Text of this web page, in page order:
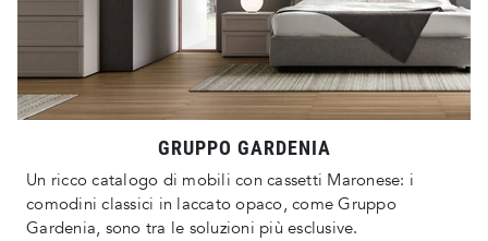
GRUPPO GARDENIA
Un ricco catalogo di mobili con cassetti Maronese: i
comodini classici in laccato opaco, come Gruppo
Gardenia, sono tra le soluzioni più esclusive.